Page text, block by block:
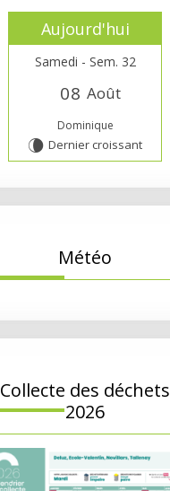
Aujourd'hui
Samedi - Sem. 32
08 Août
Dominique
V Dernier croissant
Météo
Collecte des déchets
2026